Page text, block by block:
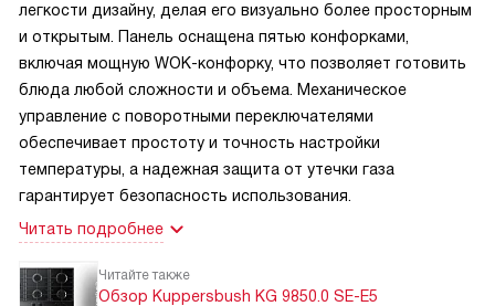
легкости дизайну, делая его визуально более просторным
и открытым. Панель оснащена пятью конфорками,
включая мощную WOK-конфорку, что позволяет готовить
блюда любой сложности и объема. Механическое
управление с поворотными переключателями
обеспечивает простоту и точность настройки
температуры, а надежная защита от утечки газа
гарантирует безопасность использования.
Читать подробнее
Читайте также
Обзор Kuppersbush KG 9850.0 SE-E5